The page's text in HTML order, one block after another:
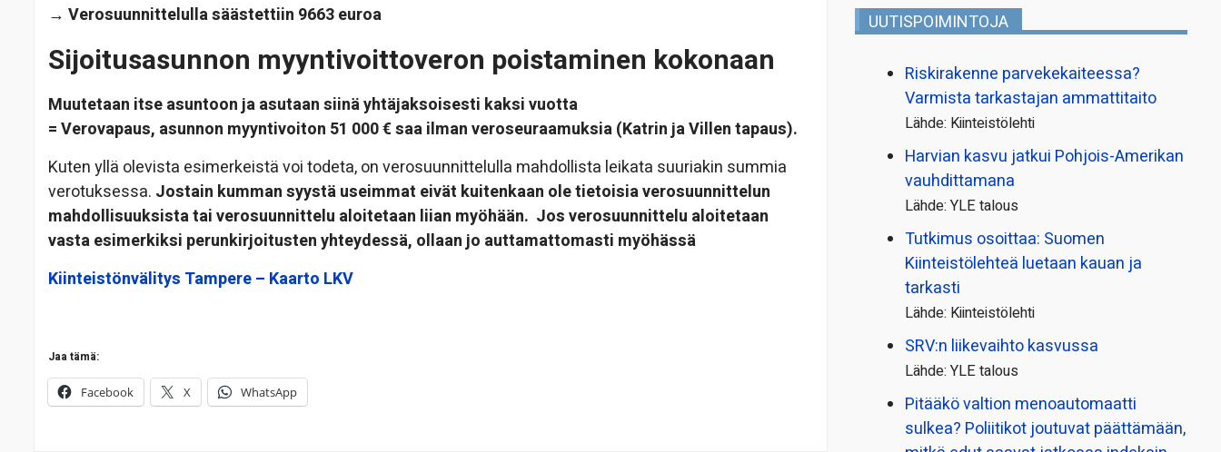
→ Verosuunnittelulla säästettiin 9663 euroa
Sijoitusasunnon myyntivoittoveron poistaminen kokonaan
Muutetaan itse asuntoon ja asutaan siinä yhtäjaksoisesti kaksi vuotta
= Verovapaus, asunnon myyntivoiton 51 000 € saa ilman veroseuraamuksia (Katrin ja Villen tapaus).
Kuten yllä olevista esimerkeistä voi todeta, on verosuunnittelulla mahdollista leikata suuriakin summia
verotuksessa. Jostain kumman syystä useimmat eivät kuitenkaan ole tietoisia verosuunnittelun
mahdollisuuksista tai verosuunnittelu aloitetaan liian myöhään. Jos verosuunnittelu aloitetaan
vasta esimerkiksi perunkirjoitusten yhteydessä, ollaan jo auttamattomasti myöhässä
Kiinteistönvälitys Tampere – Kaarto LKV
Jaa tämä:
Facebook X WhatsApp
UUTISPOIMINTOJA
Riskirakenne parvekekaiteessa?
Varmista tarkastajan ammattitaito
Lähde: Kiinteistölehti
Harvian kasvu jatkui Pohjois-Amerikan
vauhdittamana
Lähde: YLE talous
Tutkimus osoittaa: Suomen
Kiinteistölehteä luetaan kauan ja
tarkasti
Lähde: Kiinteistölehti
SRV:n liikevaihto kasvussa
Lähde: YLE talous
Pitääkö valtion menoautomaatti
sulkea? Poliitikot joutuvat päättämään,